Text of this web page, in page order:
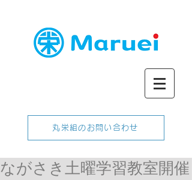
丸栄組のお問い合わせ
ながさき土曜学習教室開催